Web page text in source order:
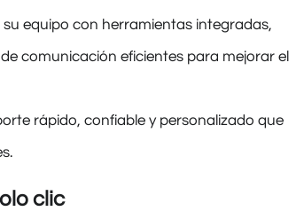
su equipo con herramientas integradas,
comunicación eficientes para mejorar el
rápido, confiable y personalizado que
clic